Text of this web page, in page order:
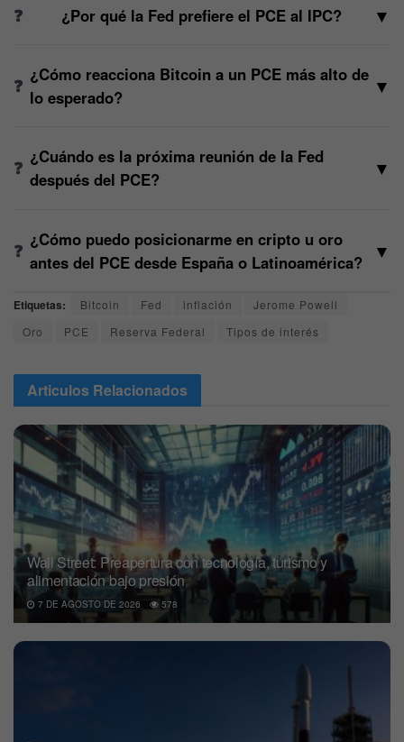
¿Por qué la Fed prefiere el PCE al IPC? ▼
¿Cómo reacciona Bitcoin a un PCE más alto de
lo esperado?
▼
¿Cuándo es la próxima reunión de la Fed
después del PCE?
▼
¿Cómo puedo posicionarme en cripto u oro
antes del PCE desde España o Latinoamérica?
▼
Etiquetas: Bitcoin Fed inflación
Jerome Powell
Oro
PCE Reserva Federal Tipos de interés
Articulos Relacionados
Wall Street: Preapertura con tecnología, turismo y
alimentación bajo presión
7 DE AGOSTO DE 2026 578